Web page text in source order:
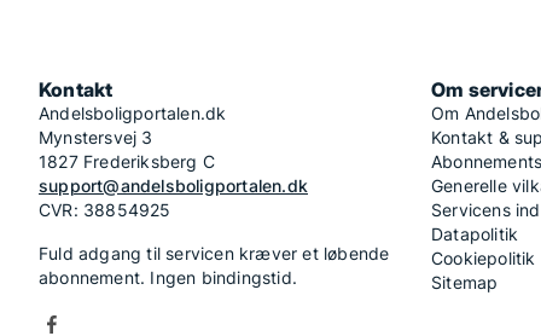
Kontakt
Andelsboligportalen.dk
Mynstersvej 3
1827 Frederiksberg C
support@andelsboligportalen.dk
CVR: 38854925
Fuld adgang til servicen kræver et løbende
abonnement. Ingen bindingstid.
Om
Om
Kontakt &
Generelle
Servicens
Datapolitik
Cookiepolitik
Sitemap